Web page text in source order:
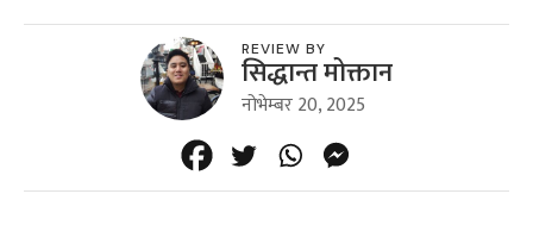
REVIEW BY
सिद्धान्त मोक्तान
नोभेम्बर 20, 2025